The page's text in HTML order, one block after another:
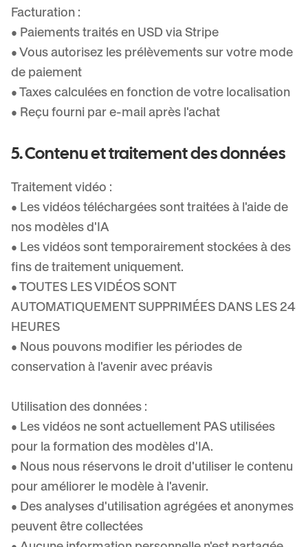
Facturation :
• Paiements traités en USD via Stripe
• Vous autorisez les prélèvements sur votre mode
de paiement
• Taxes calculées en fonction de votre localisation
• Reçu fourni par e-mail après l'achat
5. Contenu et traitement des données
Traitement vidéo :
• Les vidéos téléchargées sont traitées à l'aide de
nos modèles d'IA
• Les vidéos sont temporairement stockées à des
fins de traitement uniquement.
• TOUTES LES VIDÉOS SONT
AUTOMATIQUEMENT SUPPRIMÉES DANS LES 24
HEURES
• Nous pouvons modifier les périodes de
conservation à l'avenir avec préavis
Utilisation des données :
• Les vidéos ne sont actuellement PAS utilisées
pour la formation des modèles d'IA.
• Nous nous réservons le droit d'utiliser le contenu
pour améliorer le modèle à l'avenir.
• Des analyses d'utilisation agrégées et anonymes
peuvent être collectées